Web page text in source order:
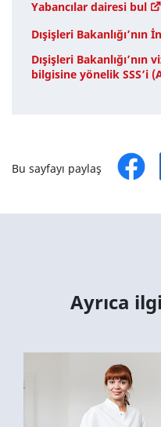
Yabancılar dairesi bul
Dışişleri Bakanlığı’nın
Dışişleri
bilgisine yönelik SSS’i
Bu sayfayı paylaş
Ayrıca